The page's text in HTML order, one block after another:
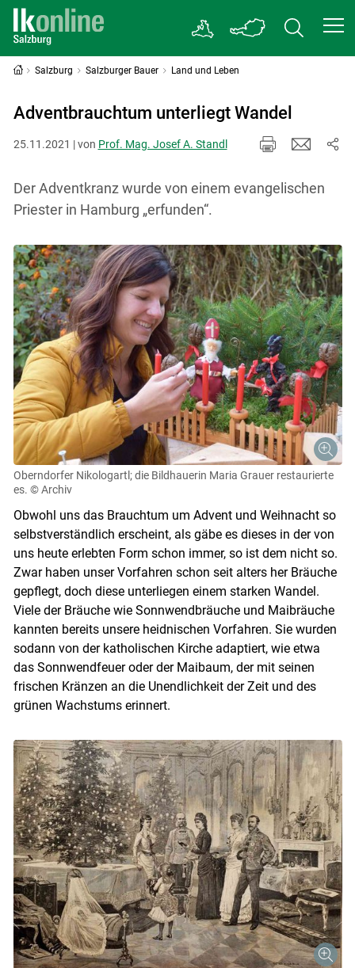
Salzburg Salzburger Bauer Land und Leben
Adventbrauchtum unterliegt Wandel
25.11.2021 | von Prof. Mag. Josef A. Standl
Der Adventkranz wurde von einem evangelischen
Priester in Hamburg „erfunden“.
Oberndorfer Nikologartl; die Bildhauerin Maria Grauer restaurierte
es. © Archiv
Obwohl uns das Brauchtum um Advent und Weihnacht so
selbstverständlich erscheint, als gäbe es dieses in der von
uns heute erlebten Form schon immer, so ist dem nicht so.
Zwar haben unser Vorfahren schon seit alters her Bräuche
gepflegt, doch diese unterliegen einem starken Wandel.
Viele der Bräuche wie Sonnwendbräuche und Maibräuche
kannten bereits unsere heidnischen Vorfahren. Sie wurden
sodann von der katholischen Kirche adaptiert, wie etwa
das Sonnwendfeuer oder der Maibaum, der mit seinen
frischen Kränzen an die Unendlichkeit der Zeit und des
grünen Wachstums erinnert.